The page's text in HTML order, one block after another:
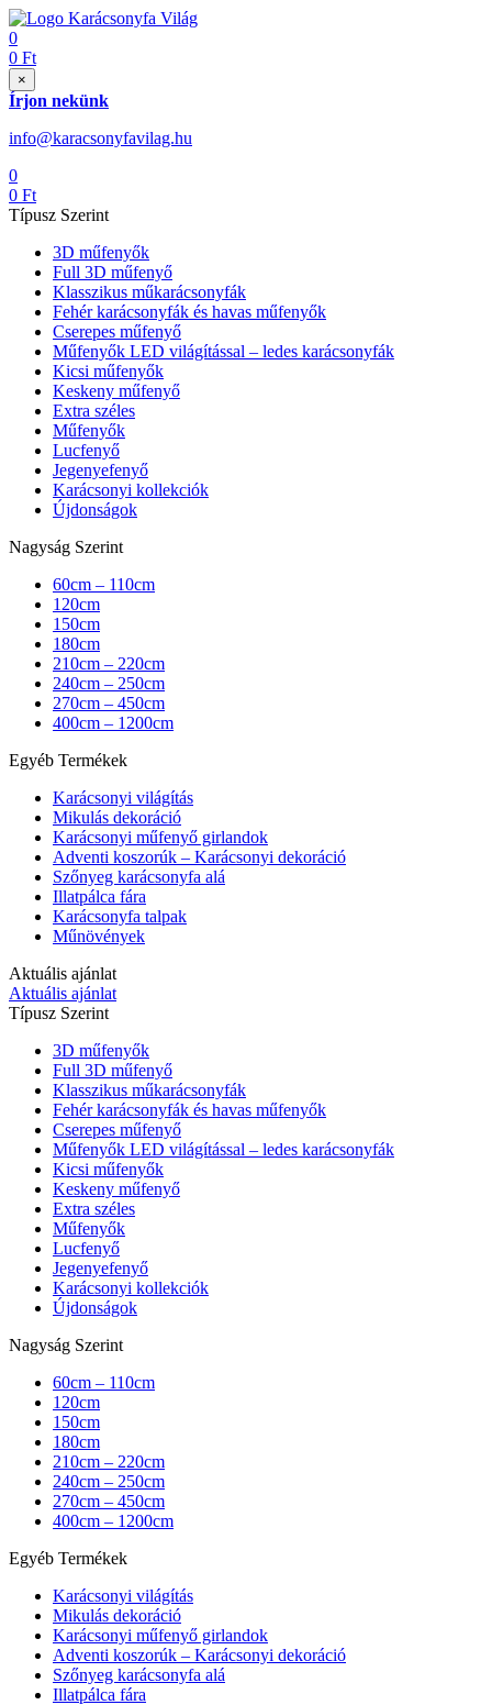
0
0 Ft
×
Írjon nekünk
info@karacsonyfavilag.hu
0
0 Ft
Típusz Szerint
3D műfenyők
Full 3D műfenyő
Klasszikus műkarácsonyfák
Fehér karácsonyfák és havas műfenyők
Cserepes műfenyő
Műfenyők LED világítással – ledes karácsonyfák
Kicsi műfenyők
Keskeny műfenyő
Extra széles
Műfenyők
Lucfenyő
Jegenyefenyő
Karácsonyi kollekciók
Újdonságok
Nagyság Szerint
60cm – 110cm
120cm
150cm
180cm
210cm – 220cm
240cm – 250cm
270cm – 450cm
400cm – 1200cm
Egyéb Termékek
Karácsonyi világítás
Mikulás dekoráció
Karácsonyi műfenyő girlandok
Adventi koszorúk – Karácsonyi dekoráció
Szőnyeg karácsonyfa alá
Illatpálca fára
Karácsonyfa talpak
Műnövények
Aktuális ajánlat
Aktuális ajánlat
Típusz Szerint
3D műfenyők
Full 3D műfenyő
Klasszikus műkarácsonyfák
Fehér karácsonyfák és havas műfenyők
Cserepes műfenyő
Műfenyők LED világítással – ledes karácsonyfák
Kicsi műfenyők
Keskeny műfenyő
Extra széles
Műfenyők
Lucfenyő
Jegenyefenyő
Karácsonyi kollekciók
Újdonságok
Nagyság Szerint
60cm – 110cm
120cm
150cm
180cm
210cm – 220cm
240cm – 250cm
270cm – 450cm
400cm – 1200cm
Egyéb Termékek
Karácsonyi világítás
Mikulás dekoráció
Karácsonyi műfenyő girlandok
Adventi koszorúk – Karácsonyi dekoráció
Szőnyeg karácsonyfa alá
Illatpálca fára